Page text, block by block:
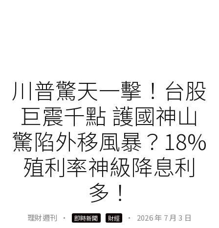
川普驚天一擊！台股
巨震千點 護國神山
驚陷外移風暴？18%
殖利率神級降息利
多！
理財週刊 · 即時新聞 財經 · 2026 年 7 月 3 日